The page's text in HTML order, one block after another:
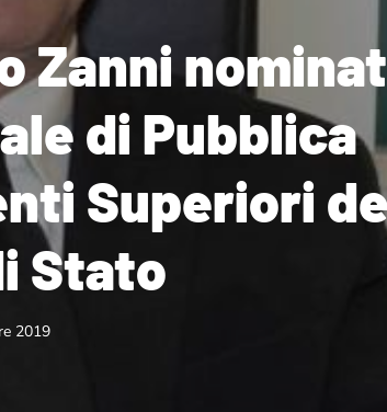
Zanni
di Pubblica
Superiori
Stato
2019